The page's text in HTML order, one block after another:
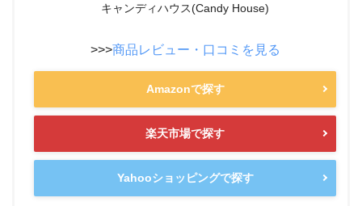
キャンディハウス(Candy House)
>>>商品レビュー・口コミを見る
Amazonで探す
楽天市場で探す
Yahooショッピングで探す